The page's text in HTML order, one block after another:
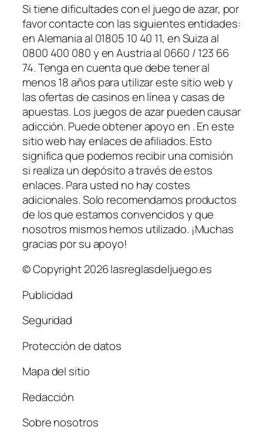
Si tiene dificultades con el juego de azar, por
favor contacte con las siguientes entidades:
en Alemania al 01805 10 40 11, en Suiza al
0800 400 080 y en Austria al 0660 / 123 66
74. Tenga en cuenta que debe tener al
menos 18 años para utilizar este sitio web y
las ofertas de casinos en línea y casas de
apuestas. Los juegos de azar pueden causar
adicción. Puede obtener apoyo en . En este
sitio web hay enlaces de afiliados. Esto
significa que podemos recibir una comisión
si realiza un depósito a través de estos
enlaces. Para usted no hay costes
adicionales. Solo recomendamos productos
de los que estamos convencidos y que
nosotros mismos hemos utilizado. ¡Muchas
gracias por su apoyo!
© Copyright 2026 lasreglasdeljuego.es
Publicidad
Seguridad
Protección de datos
Mapa del sitio
Redacción
Sobre nosotros